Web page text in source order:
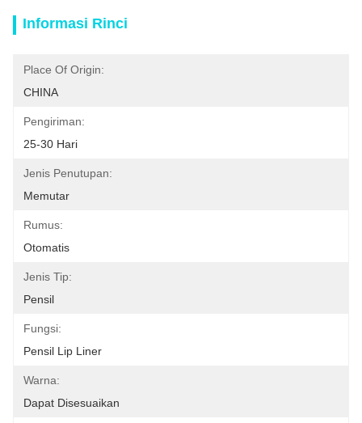
Informasi Rinci
Place Of Origin:
CHINA
Pengiriman:
25-30 Hari
Jenis Penutupan:
Memutar
Rumus:
Otomatis
Jenis Tip:
Pensil
Fungsi:
Pensil Lip Liner
Warna:
Dapat Disesuaikan